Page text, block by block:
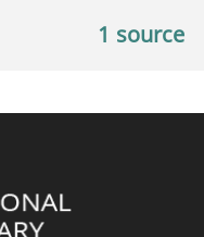
1 source